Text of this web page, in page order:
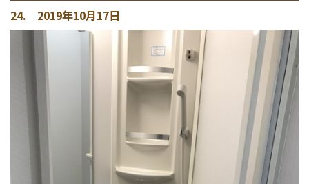
24. 2019年10月17日